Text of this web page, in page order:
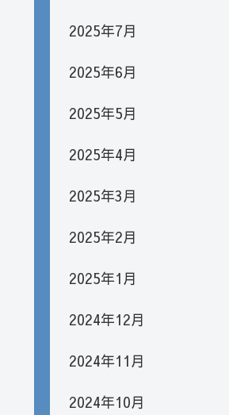
2025年7月
2025年6月
2025年5月
2025年4月
2025年3月
2025年2月
2025年1月
2024年12月
2024年11月
2024年10月